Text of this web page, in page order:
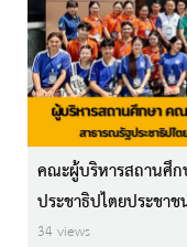
คณะผู้บริหารสถานศึ
ประชาธิปไตยประชา
34 views